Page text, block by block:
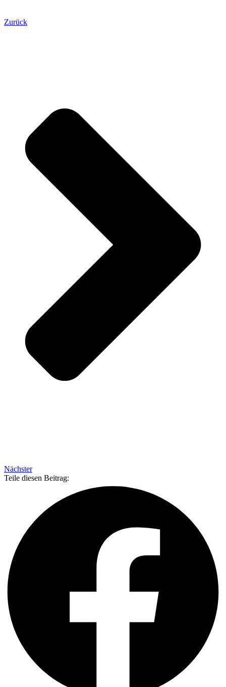
Zurück
Nächster
Teile diesen Beitrag: